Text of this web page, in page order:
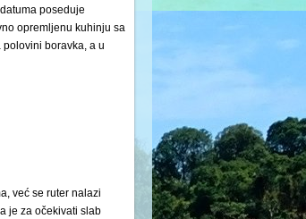
poseduje
opremljenu kuhinju sa
boravka, a u
već se ruter nalazi
je za očekivati slab